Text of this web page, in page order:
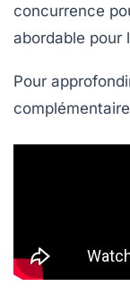
concurrence
abordable pour
Pour